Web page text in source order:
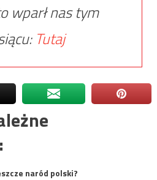
wparł nas tym
Tutaj
naród polski?